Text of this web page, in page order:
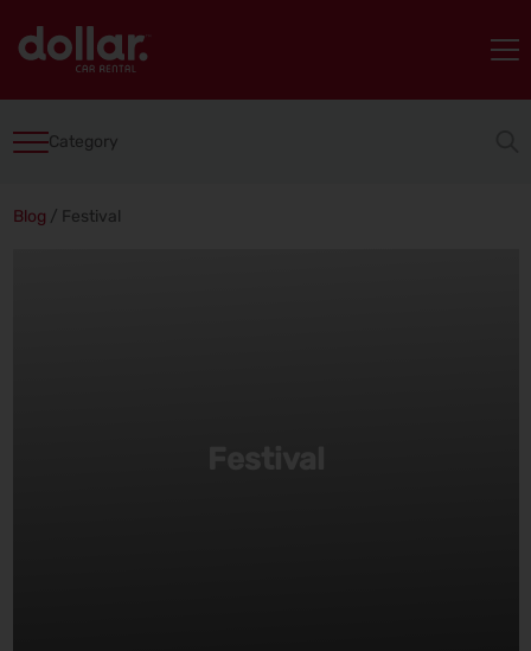
Category
Blog / Festival